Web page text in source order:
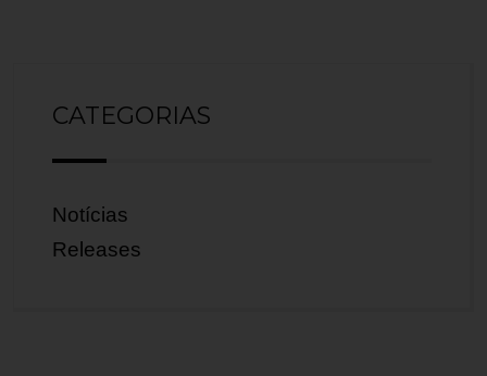
CATEGORIAS
Notícias
Releases